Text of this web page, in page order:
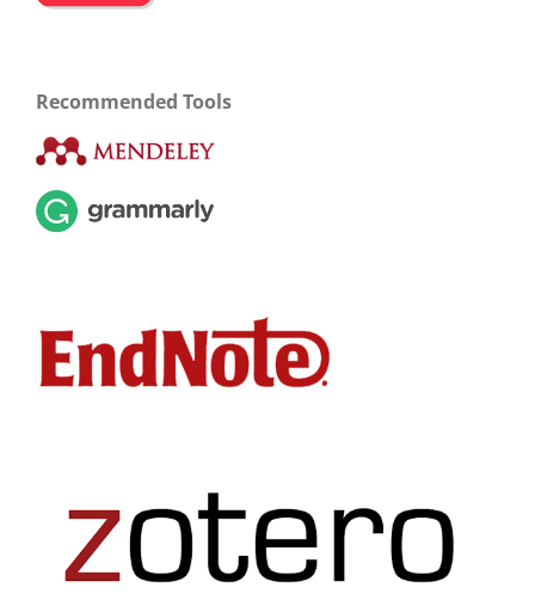
Recommended Tools